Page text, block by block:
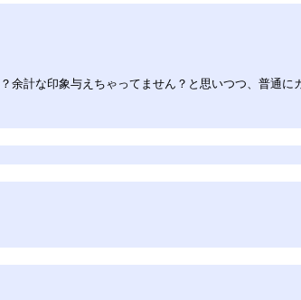
計な印象与えちゃってません？と思いつつ、普通に